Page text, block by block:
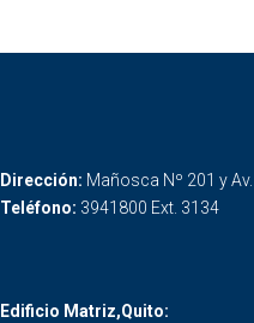
Dirección: Mañosca Nº 201 y
Teléfono: 3941800 Ext. 3134
Edificio Matriz,Quito: